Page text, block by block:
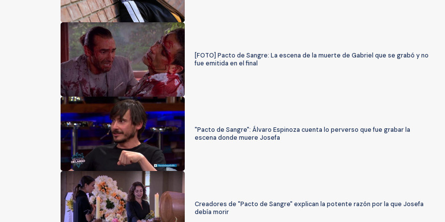
[FOTO] Pacto de Sangre: La escena de la muerte de Gabriel que se grabó y no
fue emitida en el final
"Pacto de Sangre": Álvaro Espinoza cuenta lo perverso que fue grabar la
escena donde muere Josefa
Creadores de "Pacto de Sangre" explican la potente razón por la que Josefa
debía morir